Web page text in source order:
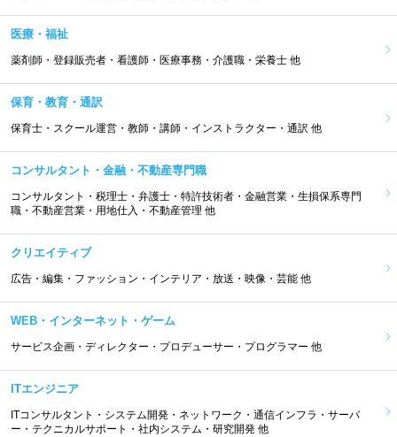
医療・福祉
薬剤師・登録販売者・看護師・医療事務・介護職・栄養士 他
保育・教育・通訳
保育士・スクール運営・教師・講師・インストラクター・通訳 他
コンサルタント・金融・不動産専門職
コンサルタント・税理士・弁護士・特許技術者・金融営業・生損保系専門
職・不動産営業・用地仕入・不動産管理 他
クリエイティブ
広告・編集・ファッション・インテリア・放送・映像・芸能 他
WEB・インターネット・ゲーム
サービス企画・ディレクター・プロデューサー・プログラマー 他
ITエンジニア
ITコンサルタント・システム開発・ネットワーク・通信インフラ・サーバ
ー・テクニカルサポート・社内システム・研究開発 他